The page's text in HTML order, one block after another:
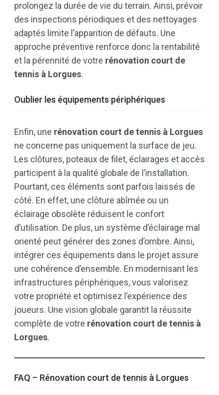
prolongez la durée de vie du terrain. Ainsi, prévoir
des inspections périodiques et des nettoyages
adaptés limite l’apparition de défauts. Une
approche préventive renforce donc la rentabilité
et la pérennité de votre rénovation court de
tennis à Lorgues.
Oublier les équipements périphériques
Enfin, une rénovation court de tennis à Lorgues
ne concerne pas uniquement la surface de jeu.
Les clôtures, poteaux de filet, éclairages et accès
participent à la qualité globale de l’installation.
Pourtant, ces éléments sont parfois laissés de
côté. En effet, une clôture abîmée ou un
éclairage obsolète réduisent le confort
d’utilisation. De plus, un système d’éclairage mal
orienté peut générer des zones d’ombre. Ainsi,
intégrer ces équipements dans le projet assure
une cohérence d’ensemble. En modernisant les
infrastructures périphériques, vous valorisez
votre propriété et optimisez l’expérience des
joueurs. Une vision globale garantit la réussite
complète de votre rénovation court de tennis à
Lorgues.
FAQ – Rénovation court de tennis à Lorgues